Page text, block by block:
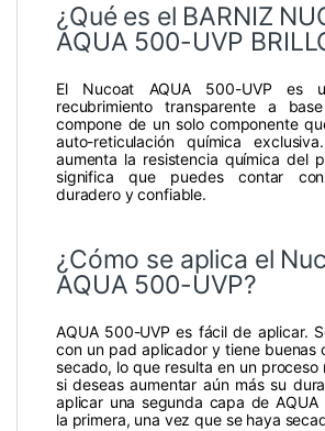
¿Qué es el BARNIZ
AQUA 500-UVP
El Nucoat AQUA 500-UVP es
recubrimiento transparente a
compone de un solo componente
auto-reticulación química
aumenta la resistencia química del
significa que puedes contar
duradero y confiable.
¿Cómo se aplica el
AQUA 500-UVP?
AQUA 500-UVP es fácil de aplicar.
con un pad aplicador y tiene buenas
secado, lo que resulta en un proceso
si deseas aumentar aún más su
aplicar una segunda capa de AQUA
la primera, una vez que se haya